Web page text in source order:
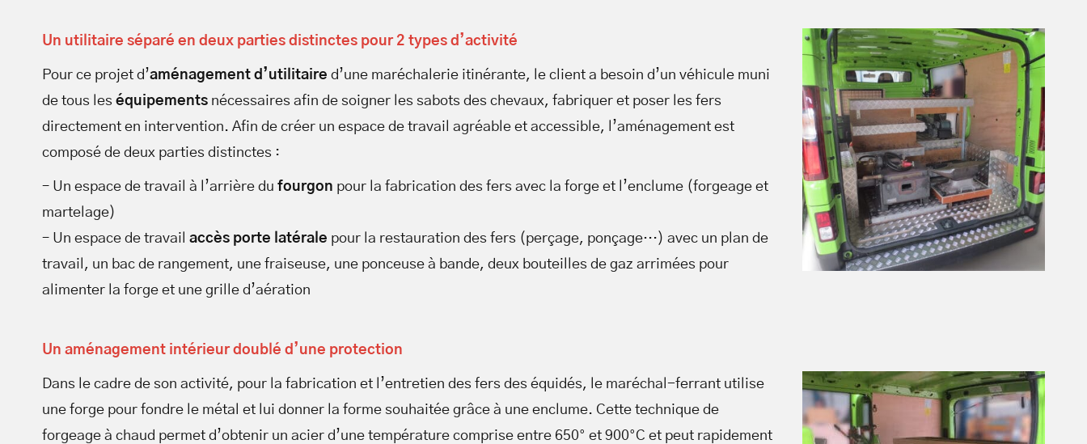
Un utilitaire séparé en deux parties distinctes pour 2 types d’activité
Pour ce projet d’aménagement d’utilitaire d’une maréchalerie itinérante, le client a besoin d’un véhicule muni
de tous les équipements nécessaires afin de soigner les sabots des chevaux, fabriquer et poser les fers
directement en intervention. Afin de créer un espace de travail agréable et accessible, l’aménagement est
composé de deux parties distinctes :
– Un espace de travail à l’arrière du fourgon pour la fabrication des fers avec la forge et l’enclume (forgeage et
martelage)
– Un espace de travail accès porte latérale pour la restauration des fers (perçage, ponçage…) avec un plan de
travail, un bac de rangement, une fraiseuse, une ponceuse à bande, deux bouteilles de gaz arrimées pour
alimenter la forge et une grille d’aération
Un aménagement intérieur doublé d’une protection
Dans le cadre de son activité, pour la fabrication et l’entretien des fers des équidés, le maréchal-ferrant utilise
une forge pour fondre le métal et lui donner la forme souhaitée grâce à une enclume. Cette technique de
forgeage à chaud permet d’obtenir un acier d’une température comprise entre 650° et 900°C et peut rapidement